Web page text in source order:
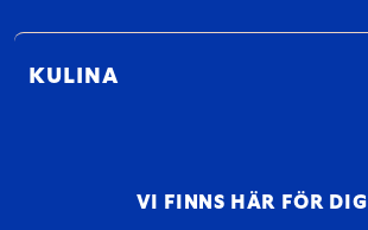
KULINA
VI FINNS HÄR FÖR DIG